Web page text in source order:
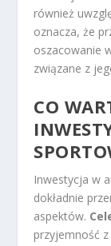
również
oznacza, że
oszacowanie
związane z
CO
Inwestycja w
dokładnie
aspektów.
przyjemność